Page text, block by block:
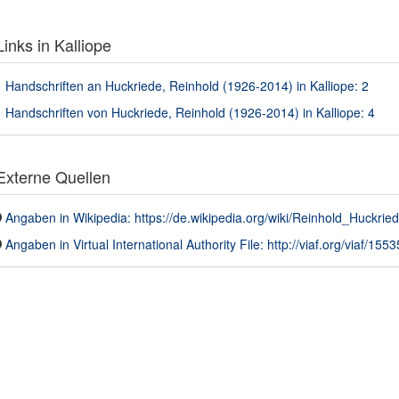
in Kalliope
Handschriften an Huckriede, Reinhold (1926-2014) in Kalliope: 2
Handschriften von Huckriede, Reinhold (1926-2014) in Kalliope: 4
Quellen
Angaben in Wikipedia: https://de.wikipedia.org/wiki/
Angaben in Virtual International Authority File: http://viaf.org/viaf/